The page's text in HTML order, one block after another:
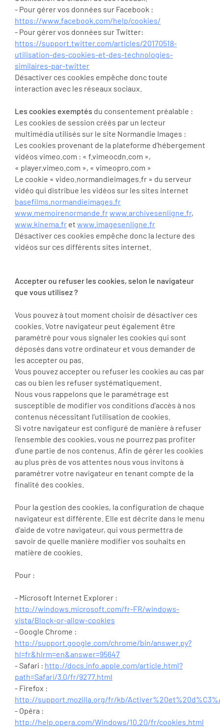
- Pour gérer vos données sur Facebook :
https://www.facebook.com/help/cookies/
- Pour gérer vos données sur Twitter:
https://support.twitter.com/articles/20170518-
utilisation-des-cookies-et-des-technologies-
similaires-par-twitter
Désactiver ces cookies empêche donc toute
interaction avec les réseaux sociaux.
Les cookies exemptés du consentement préalable :
Les cookies de session créés par un lecteur
multimédia utilisés sur le site Normandie Images :
Les cookies provenant de la plateforme d’hébergement
vidéos vimeo.com : « f.vimeocdn.com »,
« player.vimeo.com », « vimeopro.com »
Le cookie « video.normandieimages.fr » du serveur
vidéo qui distribue les vidéos sur les sites internet
basefilms.normandieimages.fr
www.memoirenormande.frwww.archivesenligne.fr,
www.kinema.fr et www.imagesenligne.fr
Désactiver ces cookies empêche donc la lecture des
vidéos sur ces différents sites internet.
Accepter ou refuser les cookies, selon le navigateur
que vous utilisez ?
Vous pouvez à tout moment choisir de désactiver ces
cookies. Votre navigateur peut également être
paramétré pour vous signaler les cookies qui sont
déposés dans votre ordinateur et vous demander de
les accepter ou pas.
Vous pouvez accepter ou refuser les cookies au cas par
cas ou bien les refuser systématiquement.
Nous vous rappelons que le paramétrage est
susceptible de modifier vos conditions d'accès à nos
contenus nécessitant l'utilisation de cookies.
Si votre navigateur est configuré de manière à refuser
l'ensemble des cookies, vous ne pourrez pas profiter
d'une partie de nos contenus. Afin de gérer les cookies
au plus près de vos attentes nous vous invitons à
paramétrer votre navigateur en tenant compte de la
finalité des cookies.
Pour la gestion des cookies, la configuration de chaque
navigateur est différente. Elle est décrite dans le menu
d'aide de votre navigateur, qui vous permettra de
savoir de quelle manière modifier vos souhaits en
matière de cookies.
Pour :
- Microsoft Internet Explorer :
http://windows.microsoft.com/fr-FR/windows-
vista/Block-or-allow-cookies
- Google Chrome :
http://support.google.com/chrome/bin/answer.py?
hl=fr&hlrm=en&answer=95647
- Safari : http://docs.info.apple.com/article.html?
path=Safari/3.0/fr/9277.html
- Firefox :
http://support.mozilla.org/fr/kb/
- Opéra :
http://help.opera.com/Windows/10.20/fr/cookies.html